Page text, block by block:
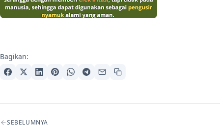
Bagikan:
Navigasi artikel
SEBELUMNYA